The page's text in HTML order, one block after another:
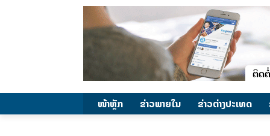
ໜ້າຫຼັກ ຂ່າວພາຍ​ໃນ ຂ່າວຕ່າງປະເທດ